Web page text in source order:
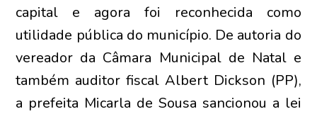
capital e agora foi reconhecida como
utilidade pública do município. De autoria do
vereador da Câmara Municipal de Natal e
também auditor fiscal Albert Dickson (PP),
a prefeita Micarla de Sousa sancionou a lei